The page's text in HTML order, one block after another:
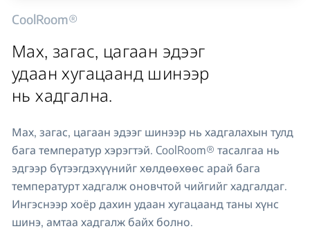
CoolRoom®
Мах, загас, цагаан эдээг
удаан хугацаанд шинээр
нь хадгална.
Мах, загас, цагаан эдээг шинээр нь хадгалахын тулд
бага температур хэрэгтэй. CoolRoom® тасалгаа нь
эдгээр бүтээгдэхүүнийг хөлдөөхөөс арай бага
температурт хадгалж оновчтой чийгийг хадгалдаг.
Ингэснээр хоёр дахин удаан хугацаанд таны хүнс
шинэ, амтаа хадгалж байх болно.